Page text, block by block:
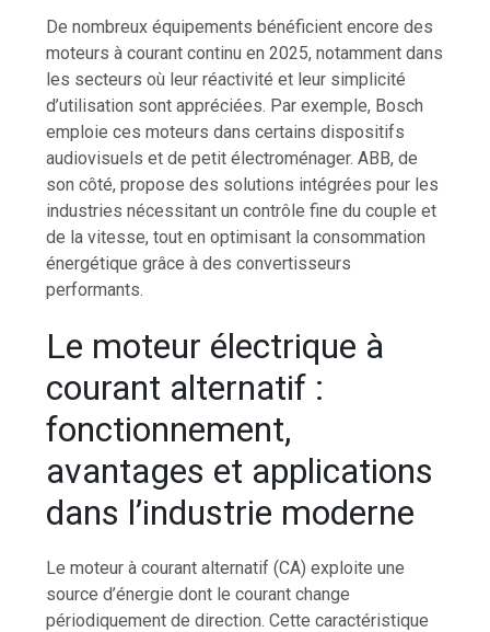
De nombreux équipements bénéficient encore des
moteurs à courant continu en 2025, notamment dans
les secteurs où leur réactivité et leur simplicité
d’utilisation sont appréciées. Par exemple, Bosch
emploie ces moteurs dans certains dispositifs
audiovisuels et de petit électroménager. ABB, de
son côté, propose des solutions intégrées pour les
industries nécessitant un contrôle fine du couple et
de la vitesse, tout en optimisant la consommation
énergétique grâce à des convertisseurs
performants.
Le moteur électrique à
courant alternatif :
fonctionnement,
avantages et applications
dans l’industrie moderne
Le moteur à courant alternatif (CA) exploite une
source d’énergie dont le courant change
périodiquement de direction. Cette caractéristique